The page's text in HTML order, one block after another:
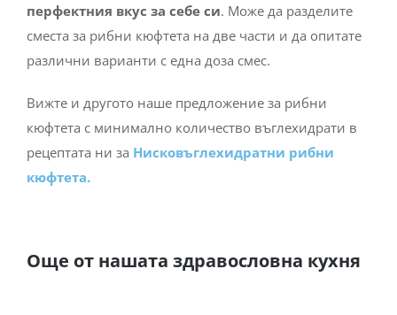
перфектния вкус за себе си. Може да разделите
сместа за рибни кюфтета на две части и да опитате
различни варианти с една доза смес.
Вижте и другото наше предложение за рибни
кюфтета с минимално количество въглехидрати в
рецептата ни за Нисковъглехидратни рибни
кюфтета.
Още от нашата здравословна кухня